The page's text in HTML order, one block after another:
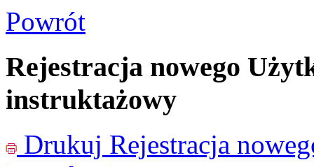
Powrót
Rejestracja nowego
instruktażowy
Drukuj Rejestracja